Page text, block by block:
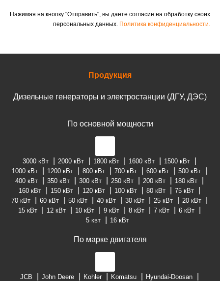
Нажимая на кнопку "Отправить", вы даете согласие на обработку своих
персональных данных. Политика конфиденциальности.
Продукция
Дизельные генераторы и электростанции (ДГУ, ДЭС)
По основной мощности
3000 кВт 2000 кВт 1800 кВт 1600 кВт
1500 кВт
1000 кВт
1200 кВт 800 кВт 700 кВт 600 кВт
500 кВт
400 кВт
350 кВт 300 кВт 250 кВт 200 кВт
180 кВт
160 кВт
150 кВт 120 кВт 100 кВт 80 кВт
75 кВт
70 кВт
60 кВт 50 кВт 40 кВт 30 кВт 25 кВт
20 кВт
15 кВт
12 кВт 10 кВт 9 кВт 8 кВт 7 кВт
6 кВт
5 квт
16 кВт
По марке двигателя
JCB John Deere Kohler Komatsu
Hyundai-Doosan